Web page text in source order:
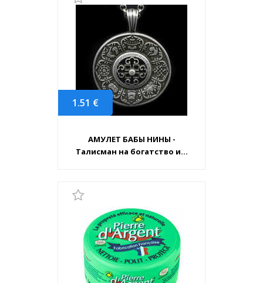
1.51 €
АМУЛЕТ БАБЫ НИНЫ -
Талисман на богатство и...